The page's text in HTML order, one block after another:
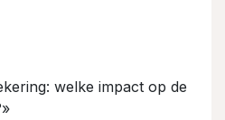
welke impact op de